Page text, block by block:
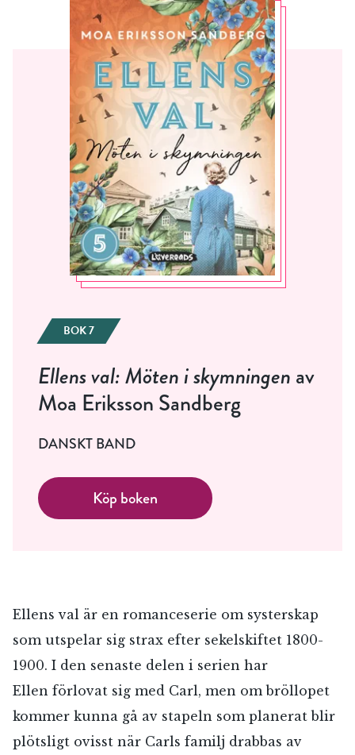
BOK 7
Ellens val: Möten i skymningenav
Moa Eriksson Sandberg
DANSKT BAND
Köp boken
Ellens val är en romanceserie om systerskap
som utspelar sig strax efter sekelskiftet 1800-
1900. I den senaste delen i serien har
Ellen förlovat sig med Carl, men om bröllopet
kommer kunna gå av stapeln som planerat blir
plötsligt ovisst när Carls familj drabbas av